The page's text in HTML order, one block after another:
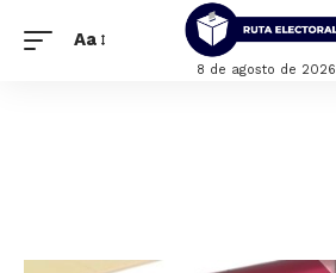
Aa
8 de agosto de 2026